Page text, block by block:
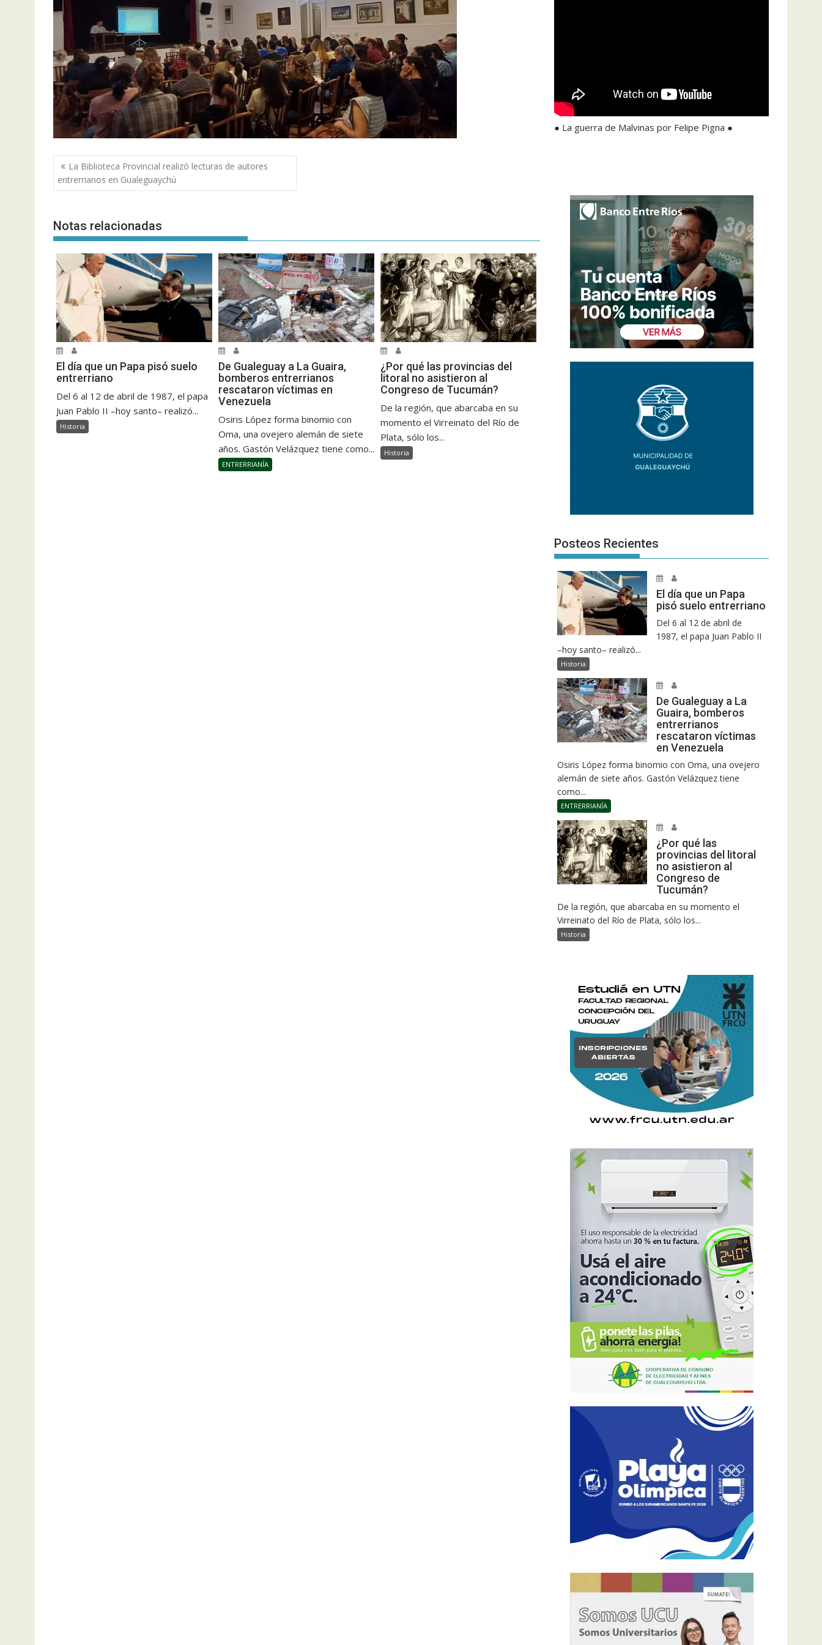
Navegación
de
entradas
La Biblioteca Provincial realizó lecturas de autores
entrerrianos en Gualeguaychú
Notas relacionadas
El día que un Papa pisó suelo
entrerriano
Del 6 al 12 de abril de 1987, el papa
Juan Pablo II –hoy santo– realizó...
Historia
De Gualeguay a La Guaira,
bomberos entrerrianos
rescataron víctimas en
Venezuela
Osiris López forma binomio con
Oma, una ovejero alemán de siete
años. Gastón Velázquez tiene como...
ENTRERRIANÍA
¿Por qué las provincias del
litoral no asistieron al
Congreso de Tucumán?
De la región, que abarcaba en su
momento el Virreinato del Río de
Plata, sólo los...
Historia
● La guerra de Malvinas por Felipe Pigna ●
Posteos Recientes
El día que un Papa
pisó suelo entrerriano
Del 6 al 12 de abril de
1987, el papa Juan Pablo II
–hoy santo– realizó...
Historia
De Gualeguay a La
Guaira, bomberos
entrerrianos
rescataron víctimas
en Venezuela
Osiris López forma binomio con Oma, una ovejero
alemán de siete años. Gastón Velázquez tiene
como...
ENTRERRIANÍA
¿Por qué las
provincias del litoral
no asistieron al
Congreso de
Tucumán?
De la región, que abarcaba en su momento el
Virreinato del Río de Plata, sólo los...
Historia